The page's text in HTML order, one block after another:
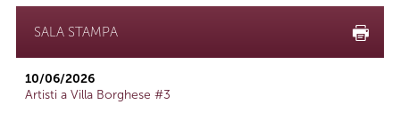
SALA STAMPA
10/06/2026
Artisti a Villa Borghese #3